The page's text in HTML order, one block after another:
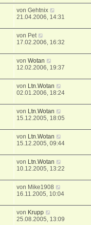
vonGehtnix
21.04.2006, 14:31
von Pet
17.02.2006, 16:32
vonWotan
12.02.2006, 19:37
von Ltn.Wotan
02.01.2006, 18:24
von Ltn.Wotan
15.12.2005, 18:05
von Ltn.Wotan
15.12.2005, 09:44
von Ltn.Wotan
10.12.2005, 13:22
von Mike1908
16.11.2005, 10:04
von Krupp
25.08.2005, 13:09